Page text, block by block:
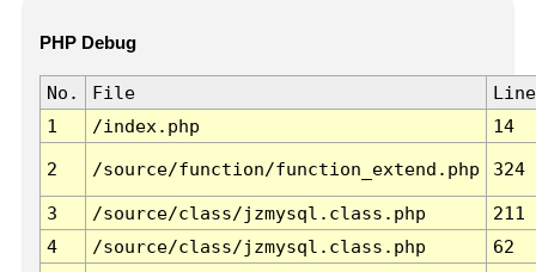
PHP Debug
No. File
Line
1
/index.php 14
2 /source/function/function_extend.php 324
3 /source/class/jzmysql.class.php
211
4
/source/class/jzmysql.class.php
62